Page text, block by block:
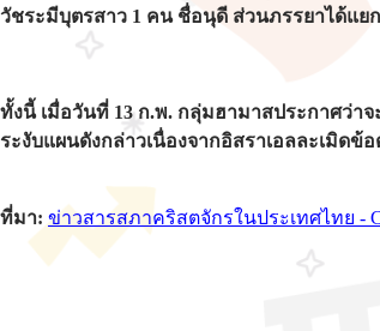
วัชระมีบุตรสาว 1 คน ชื่อนุดี ส่วนภรรยาได้แย
ทั้งนี้ เมื่อวันที่ 13 ก.พ. กลุ่มฮามาสประกาศว่า
ระงับแผนดังกล่าวเนื่องจากอิสราเอลละเมิด
ที่มา: ข่าวสารสภาคริสตจักรในประเทศไทย -